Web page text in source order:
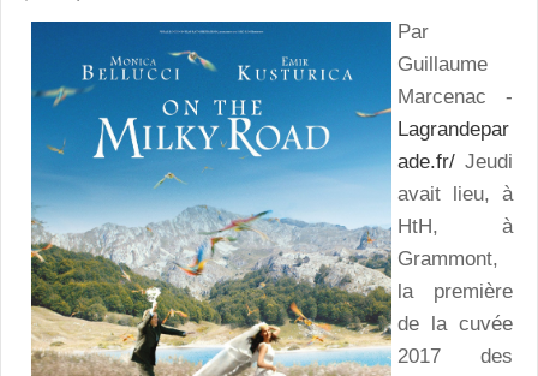
Par
Guillaume
Marcenac -
Lagrandepar
ade.fr/ Jeudi
avait lieu, à
HtH, à
Grammont,
la première
de la cuvée
2017 des